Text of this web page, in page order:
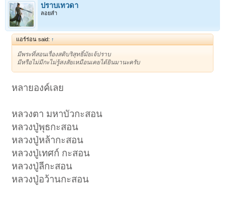
ปราบเทวดา
ลอยลำ
แอร์ร่อน said: ↑
มีพระที่สอนเรื่องสติบริสุทธิ์มัยเจ้ปราบ
มีหรือไม่มีกะไม่รู้สงสัยเหมือนเคยได้ยินมานะครับ
หลายองค์เลย
หลวงตา มหาบัวกะสอน
หลวงปู่พุธกะสอน
หลวงปู่หล้ากะสอน
หลวงปู่เทศก์ กะสอน
หลวงปู่ลีกะสอน
หลวงปู่อว้านกะสอน